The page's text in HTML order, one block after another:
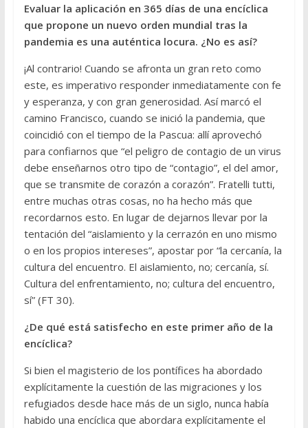
Evaluar la aplicación en 365 días de una encíclica
que propone un nuevo orden mundial tras la
pandemia es una auténtica locura. ¿No es así?
¡Al contrario! Cuando se afronta un gran reto como
este, es imperativo responder inmediatamente con fe
y esperanza, y con gran generosidad. Así marcó el
camino Francisco, cuando se inició la pandemia, que
coincidió con el tiempo de la Pascua: allí aprovechó
para confiarnos que “el peligro de contagio de un virus
debe enseñarnos otro tipo de “contagio”, el del amor,
que se transmite de corazón a corazón”. Fratelli tutti,
entre muchas otras cosas, no ha hecho más que
recordarnos esto. En lugar de dejarnos llevar por la
tentación del “aislamiento y la cerrazón en uno mismo
o en los propios intereses”, apostar por “la cercanía, la
cultura del encuentro. El aislamiento, no; cercanía, sí.
Cultura del enfrentamiento, no; cultura del encuentro,
sí” (FT 30).
¿De qué está satisfecho en este primer año de la
encíclica?
Si bien el magisterio de los pontífices ha abordado
explícitamente la cuestión de las migraciones y los
refugiados desde hace más de un siglo, nunca había
habido una encíclica que abordara explícitamente el